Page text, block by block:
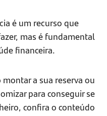
é um recurso que
mas é fundamental
financeira.
a sua reserva ou
para conseguir se
confira o conteúdo